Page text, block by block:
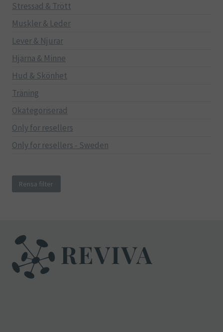
Stressad & Trött
Muskler & Leder
Lever & Njurar
Hjärna & Minne
Hud & Skönhet
Träning
Okategoriserad
Only for resellers
Only for resellers - Sweden
Rensa filter